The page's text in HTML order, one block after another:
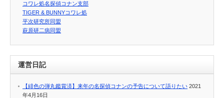
コワレ処名探偵コナン支部
TIGER & BUNNYコワレ処
平次研究所同盟
萩原研二病同盟
運営日記
【緋色の弾丸鑑賞済】来年の名探偵コナンの予告について語りたい 2021
年4月16日